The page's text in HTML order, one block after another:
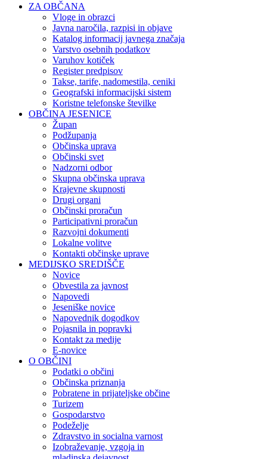
ZA OBČANA
Vloge in obrazci
Javna naročila, razpisi in objave
Katalog informacij javnega značaja
Varstvo osebnih podatkov
Varuhov kotiček
Register predpisov
Takse, tarife, nadomestila, ceniki
Geografski informacijski sistem
Koristne telefonske številke
OBČINA JESENICE
Župan
Podžupanja
Občinska uprava
Občinski svet
Nadzorni odbor
Skupna občinska uprava
Krajevne skupnosti
Drugi organi
Občinski proračun
Participativni proračun
Razvojni dokumenti
Lokalne volitve
Kontakti občinske uprave
MEDIJSKO SREDIŠČE
Novice
Obvestila za javnost
Napovedi
Jeseniške novice
Napovednik dogodkov
Pojasnila in popravki
Kontakt za medije
E-novice
O OBČINI
Podatki o občini
Občinska priznanja
Pobratene in prijateljske občine
Turizem
Gospodarstvo
Podeželje
Zdravstvo in socialna varnost
Izobraževanje, vzgoja in